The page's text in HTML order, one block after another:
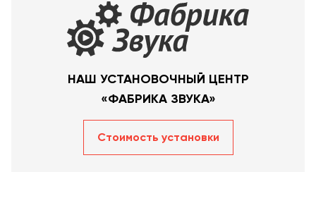
НАШ УСТАНОВОЧНЫЙ ЦЕНТР
«ФАБРИКА ЗВУКА»
Стоимость уcтановки